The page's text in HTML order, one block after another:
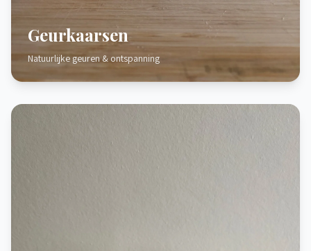
Geurkaarsen
Natuurlijke geuren & ontspanning